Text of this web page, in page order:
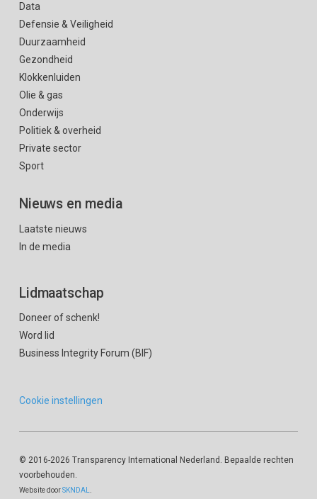
Data
Defensie & Veiligheid
Duurzaamheid
Gezondheid
Klokkenluiden
Olie & gas
Onderwijs
Politiek & overheid
Private sector
Sport
Nieuws en media
Laatste nieuws
In de media
Lidmaatschap
Doneer of schenk!
Word lid
Business Integrity Forum (BIF)
Cookie instellingen
© 2016-2026 Transparency International Nederland. Bepaalde rechten
voorbehouden.
Website doorSKNDAL.